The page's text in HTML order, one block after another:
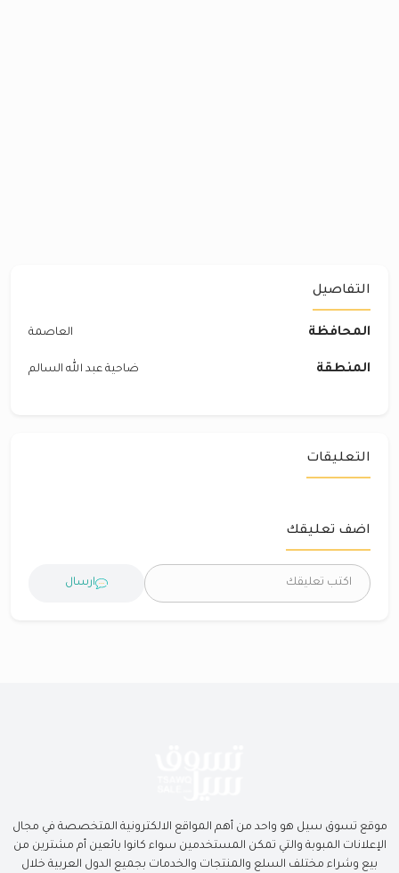
التفاصيل
المحافظة العاصمة
المنطقة ضاحية عبد الله السالم
التعليقات
اضف تعليقك
ارسال
موقع تسوق سيل هو واحد من أهم المواقع الالكترونية المتخصصة في مجال
الإعلانات المبوبة والتي تمكن المستخدمين سواء كانوا بائعين أم مشترين من
بيع وشراء مختلف السلع والمنتجات والخدمات بجميع الدول العربية خلال